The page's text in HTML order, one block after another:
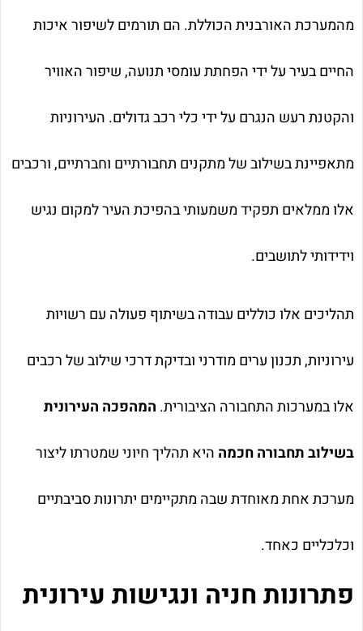
מהמערכת האורבנית הכוללת. הם תורמים לשיפור איכות
החיים בעיר על ידי הפחתת עומסי תנועה, שיפור האוויר
והקטנת רעש הנגרם על ידי כלי רכב גדולים. העירוניות
מתאפיינת בשילוב של מתקנים תחבורתיים וחברתיים, ורכבים
אלו ממלאים תפקיד משמעותי בהפיכת העיר למקום נגיש
וידידותי לתושבים.
תהליכים אלו כוללים עבודה בשיתוף פעולה עם רשויות
עירוניות, תכנון ערים מודרני ובדיקת דרכי שילוב של רכבים
אלו במערכות התחבורה הציבורית. המהפכה העירונית
בשילוב תחבורה חכמה היא תהליך חיוני שמטרתו ליצור
מערכת אחת מאוחדת שבה מתקיימים יתרונות סביבתיים
וכלכליים כאחד.
פתרונות חניה ונגישות עירונית